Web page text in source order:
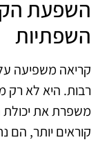
השפעת
השפתיות
קריאה משפיעה
רבות. היא לא רק
משפרת את יכולת
קוראים יותר, הם